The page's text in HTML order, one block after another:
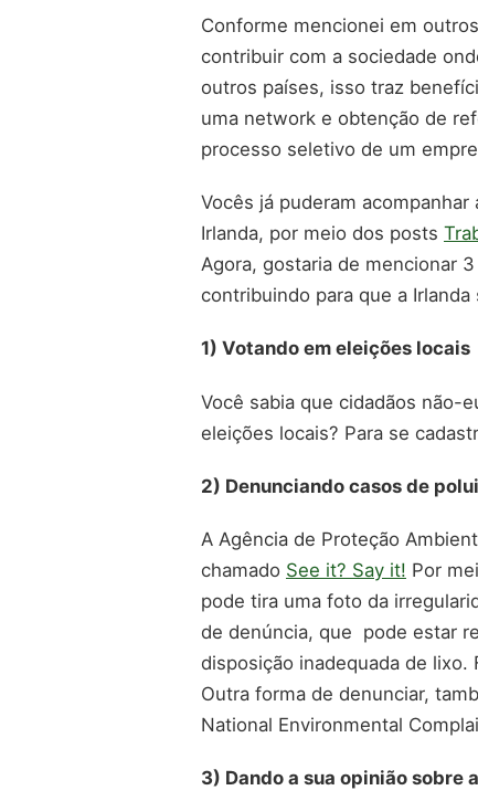
Conforme mencionei em
contribuir com a sociedade
outros países, isso traz
uma network e obtenção de
processo seletivo de um
Vocês já puderam
Irlanda, por meio dos posts
Agora, gostaria de mencionar
contribuindo para que a Irlanda
1) Votando em eleições locais
Você sabia que cidadãos não-
eleições locais? Para se
2) Denunciando casos de
A Agência de Proteção
chamado See it? Say it! Por
pode tira uma foto da
de denúncia, que pode estar
disposição inadequada de
Outra forma de denunciar,
National Environmental
3) Dando a sua opinião sobre